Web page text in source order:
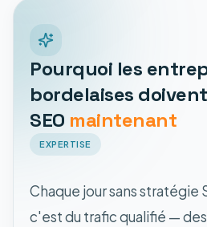
Pourquoi les
bordelaises
SEO maintenant
EXPERTISE
Chaque jour sans stratégie
c'est du trafic qualifié —